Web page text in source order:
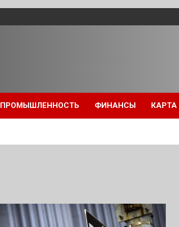
ПРОМЫШЛЕННОСТЬ ФИНАНСЫ